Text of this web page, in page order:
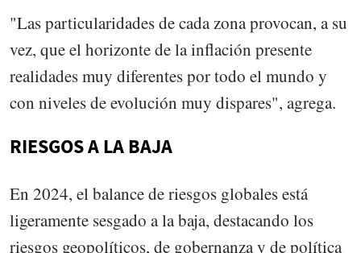
"Las particularidades de cada zona provocan, a su
vez, que el horizonte de la inflación presente
realidades muy diferentes por todo el mundo y
con niveles de evolución muy dispares", agrega.
RIESGOS A LA BAJA
En 2024, el balance de riesgos globales está
ligeramente sesgado a la baja, destacando los
riesgos geopolíticos, de gobernanza y de política